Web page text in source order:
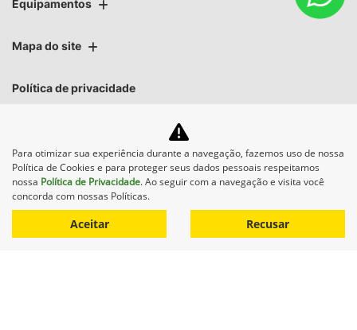
Equipamentos
Mapa do site
Política de privacidade
COCAMAR MAQUINAS AGRICOLAS LTDA.
CNPJ: 02.213.491/0007-70
Desacelere. Seu bem maior é
Para otimizar sua experiência durante a navegação, fazemos uso de nossa
Política de Cookies e para proteger seus dados pessoais respeitamos
nossa Política de Privacidade. Ao seguir com a navegação e visita você
concorda com nossas Políticas.
Aceitar Recusar